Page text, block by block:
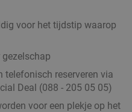
voor het tijdstip waarop
telefonisch reserveren via
Deal (088 - 205 05 05)
voor een plekje op het